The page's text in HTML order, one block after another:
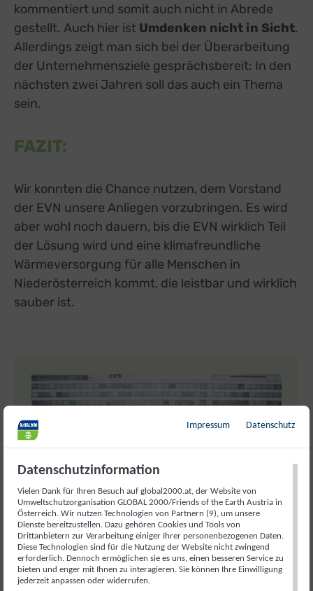
kommentiert und somit auch nicht in Abrede
gestellt. Auch hier ist Umdenken nicht in Sicht.
Allerdings zeigt man sich bei der Überarbeitung
der Unternehmensziele gesprächsbereit: In den
nächsten zwei Jahren soll das auch ein Thema
sein.
FAZIT:
Wir konnten die Chance nutzen, dem Vorstand
der EVN unsere Anliegen vorzubringen. Es wird
aber wohl noch dauern, bis die EVN wirklich Teil
der Lösung wird und eine klimafreundliche
Wärmeversorgung für alle Menschen in
Niederösterreich kommt, die leistbar und wirklich
sauber ist.
GLOBAL 2000 / Christopher Glanzl
Mit EVN-Aktien die Zukunft
gestalten
Gemeinsam mit EVN-Aktionären möchten wir
Impressum Datenschutz
Datenschutzinformation
Vielen Dank für Ihren Besuch auf global2000.at, der Website von
Umweltschutzorganisation GLOBAL 2000/Friends of the Earth Austria in
Österreich. Wir nutzen Technologien von Partnern (9), um unsere
Dienste bereitzustellen. Dazu gehören Cookies und Tools von
Drittanbietern zur Verarbeitung einiger Ihrer personenbezogenen Daten.
Diese Technologien sind für die Nutzung der Website nicht zwingend
erforderlich. Dennoch ermöglichen sie es uns, einen besseren Service zu
bieten und enger mit Ihnen zu interagieren. Sie können Ihre Einwilligung
jederzeit anpassen oder widerrufen.